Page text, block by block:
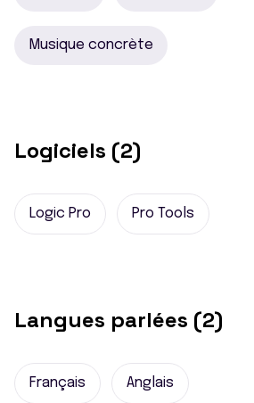
Musique concrète
Logiciels (2)
Logic Pro Pro Tools
Langues parlées (2)
Français Anglais